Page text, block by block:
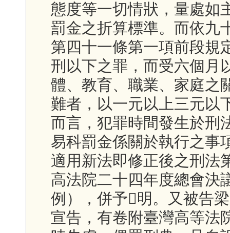
態度等一切情狀，量處如
罰金之折算標準。而依九
第四十一條第一項前段規
刑以下之罪，而受六個月
體、教育、職業、家庭之
難者，以一元以上三元以
而言，犯罪時間發生於刑
易科罰金係關於執行之事
適用新法即修正後之刑法
高法院二十四年度總會決
例），併予明。又被告
宣告，有卷附臺灣高等法